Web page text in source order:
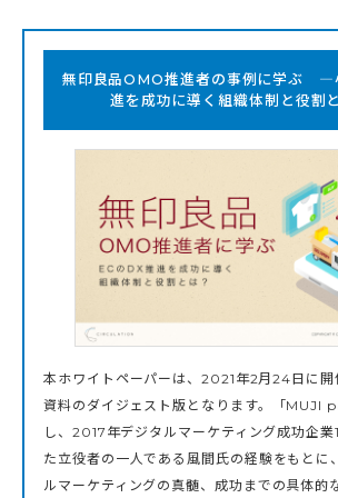
無印良品OMO推進者の事例に学ぶ ―
進を成功に導く組織体制と役割
本ホワイトペーパーは、2021年2月24日に開
資料のダイジェスト版となります。「MUJI
し、2017年デジタルマーケティング成功企業
た立役者の一人である風間氏の経験をもとに
ルマーケティングの真髄、成功までの具体的